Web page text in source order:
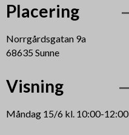
Placering
Norrgårdsgatan 9a
68635 Sunne
Visning
Måndag 15/6 kl. 10:00-12:00